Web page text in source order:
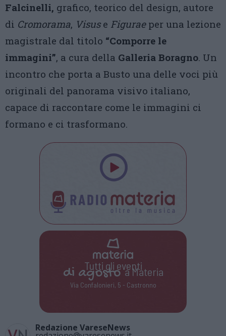
Falcinelli, grafico, teorico del design, autore
di Cromorama, Visuse Figuraeper una lezione
magistrale dal titolo “Comporre le
immagini”, a cura della Galleria Boragno. Un
incontro che porta a Busto una delle voci più
originali del panorama visivo italiano,
capace di raccontare come le immagini ci
formano e ci trasformano.
Tutti gli eventi
di agostoa Materia
Via Confalonieri, 5 - Castronno
Redazione VareseNews